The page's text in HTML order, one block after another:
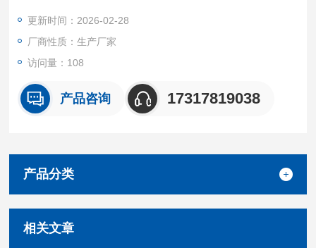
我们坚持源头质控 + 按需定制 + 高效交付的核心优势，所有产品
均经无菌采集、标准化处理与严格质量检测。
更新时间：2026-02-28
厂商性质：生产厂家
访问量：108
产品咨询 17317819038
产品分类
相关文章